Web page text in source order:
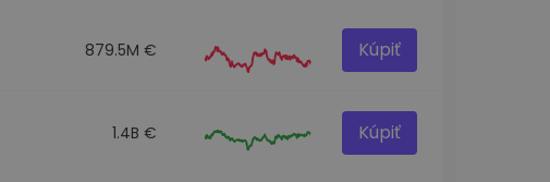
879.5M € Kúpiť
1.4B € Kúpiť